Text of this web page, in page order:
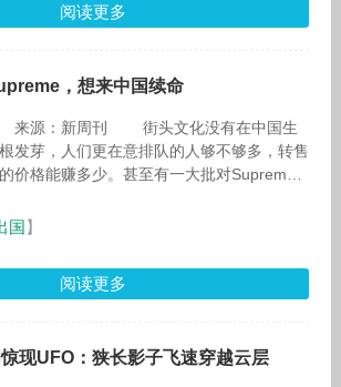
阅读更多
，想来中国续命
来源：新周刊 街头文化没有在中国生
根发芽，人们更在意排队的人够不够多，转售
的价格能赚多少。甚至有一大批对Supreme
国】
阅读更多
现UFO：狭长影子飞速穿越云层